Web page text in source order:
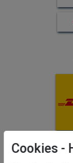
Cookies